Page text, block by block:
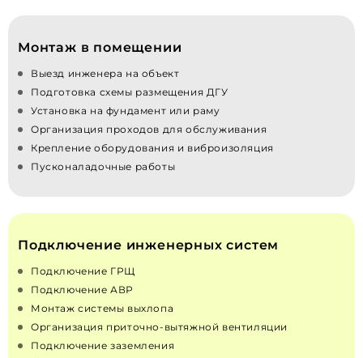
Монтаж в помещении
Выезд инженера на объект
Подготовка схемы размещения ДГУ
Установка на фундамент или раму
Организация проходов для обслуживания
Крепление оборудования и виброизоляция
Пусконаладочные работы
Подключение инженерных систем
Подключение ГРЩ
Подключение АВР
Монтаж системы выхлопа
Организация приточно‑вытяжной вентиляции
Подключение заземления